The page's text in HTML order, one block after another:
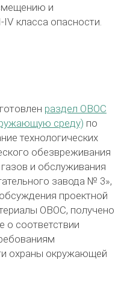
и
класса опасности.
раздел ОВОС
среду) по
технологических
обезвреживания
и обслуживания
завода № 3»,
проектной
ОВОС, получено
о соответствии
охраны окружающей